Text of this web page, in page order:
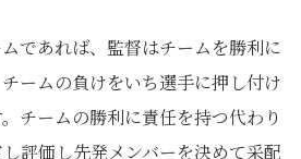
であれば、監督はチームを勝利に
ームの負けをいち選手に押し付け
チームの勝利に責任を持つ代わり
評価し先発メンバーを決めて采配